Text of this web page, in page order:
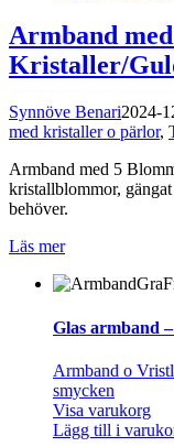
Armband
Kristaller/
Synnöve Benari2024-
med kristaller o pärlor,
Armband med 5
kristallblommor,
behöver.
Läs mer
Glas armband
Armband o
smycken
Visa varukorg
Lägg till i